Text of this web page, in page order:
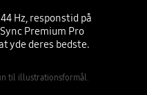
Hz, responstid på
Premium Pro
yde deres bedste.
til illustrationsformål.